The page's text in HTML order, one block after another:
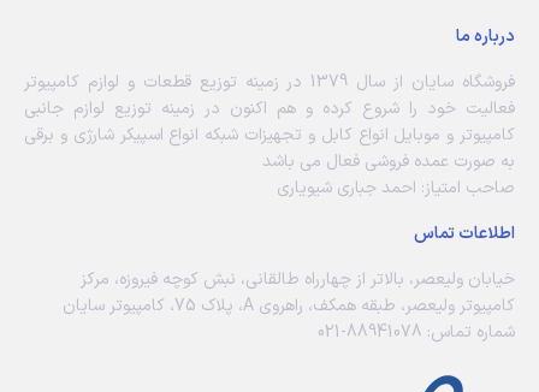
درباره ما
فروشگاه سایان از سال 1379 در زمینه توزیع قطعات و لوازم کامپیوتر
فعالیت خود را شروع کرده و هم اکنون در زمینه توزیع لوازم جانبی
کامپیوتر و موبایل انواع کابل و تجهیزات شبکه انواع اسپیکر شارژی و برقی
به صورت عمده فروشی فعال می باشد
صاحب امتیاز: احمد جباری شیویاری
اطلاعات تماس
خیابان ولیعصر، بالاتر از چهارراه طالقانی، نبش کوچه فیروزه، مرکز
کامپیوتر ولیعصر، طبقه همکف، راهروی A، پلاک 75، کامپیوتر سایان
شماره تماس: 88941078-021